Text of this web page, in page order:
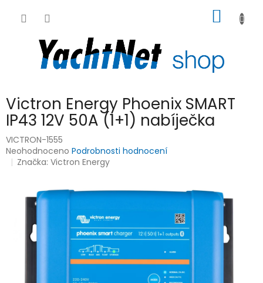
KOŠÍK
Victron Energy Phoenix SMART
IP43 12V 50A (1+1) nabíječka
VICTRON-1555
Průměrné
hodnocení
hvězdiček.
Neohodnoceno Podrobnosti hodnocení
Značka:Victron Energy